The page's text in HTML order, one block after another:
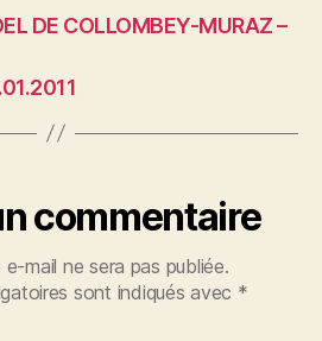
DE COLLOMBEY-MURAZ –
commentaire
mail ne sera pas publiée.
sont indiqués avec *